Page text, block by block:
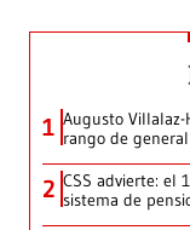
1 Augusto
rango de
2 CSS advierte: el
sistema de